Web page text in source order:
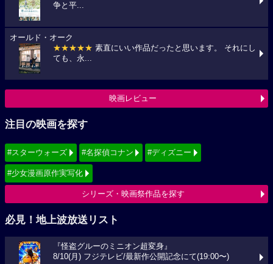
争と平...
オールド・オーク
★★★★★ 素直にいい作品だったと思います。 それにし
ても、永...
映画レビュー
注目の映画を探す
#スターウォーズ #名探偵コナン #ディズニー
#少女漫画原作実写化
シリーズ・映画祭作品を探す
必見！地上波放送リスト
『怪盗グルーのミニオン超変身』
8/10(月) フジテレビ/最新作公開記念にて(19:00〜)